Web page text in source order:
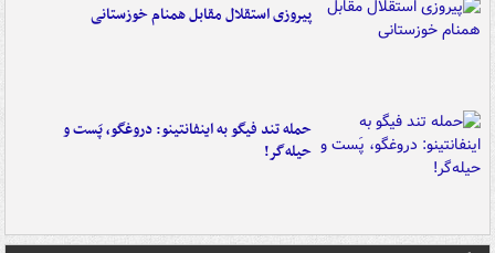
پیروزی استقلال مقابل همنام خوزستانی
حمله تند فیگو به اینفانتینو: دروغگو، پَست‌ و
حیله‌گر!